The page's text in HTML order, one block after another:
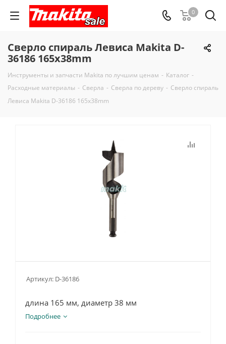
0
Сверло спираль Левиса Makita D-
36186 165x38mm
Инструменты и запчасти Makita по лучшим ценам - Каталог -
Расходные материалы - Сверла - Сверла по дереву - Сверло спираль
Левиса Makita D-36186 165x38mm
Артикул: D-36186
длина 165 мм, диаметр 38 мм
Подробнее